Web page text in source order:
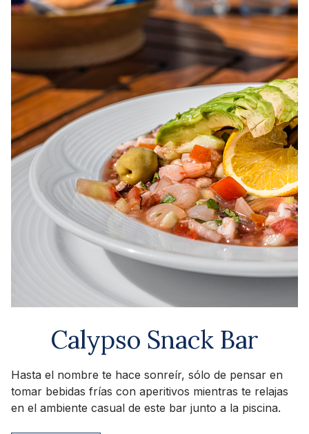
Calypso Snack Bar
Hasta el nombre te hace sonreír, sólo de pensar en
tomar bebidas frías con aperitivos mientras te relajas
en el ambiente casual de este bar junto a la piscina.